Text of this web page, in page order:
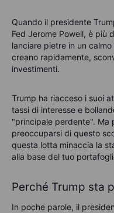
Quando il presidente
Fed Jerome Powell, è più
lanciare pietre in un
creano rapidamente,
investimenti.
Trump ha riacceso i suoi
tassi di interesse e
"principale perdente". Ma
preoccuparsi di questo
questa lotta minaccia la
alla base del tuo
Perché Trump sta
In poche parole, il